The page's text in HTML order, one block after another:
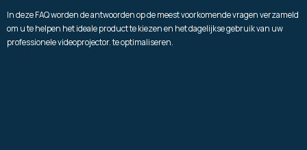
In deze FAQ worden de antwoorden op de meest voorkomende vragen verzameld
om u te helpen het ideale product te kiezen en het dagelijkse gebruik van uw
professionele videoprojector.te optimaliseren.